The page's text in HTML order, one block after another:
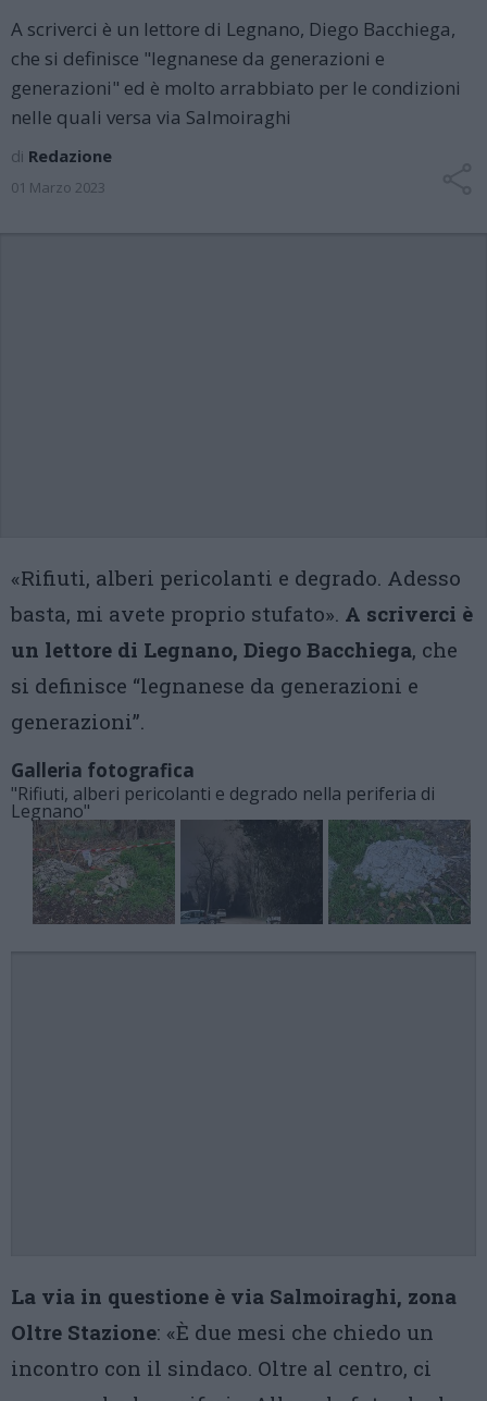
A scriverci è un lettore di Legnano, Diego Bacchiega,
che si definisce "legnanese da generazioni e
generazioni" ed è molto arrabbiato per le condizioni
nelle quali versa via Salmoiraghi
di Redazione
01 Marzo 2023
«Rifiuti, alberi pericolanti e degrado. Adesso
basta, mi avete proprio stufato». A scriverci è
un lettore di Legnano, Diego Bacchiega, che
si definisce “legnanese da generazioni e
generazioni”.
Galleria fotografica
"Rifiuti, alberi pericolanti e degrado nella periferia di
Legnano"
La via in questione è via Salmoiraghi, zona
Oltre Stazione: «È due mesi che chiedo un
incontro con il sindaco. Oltre al centro, ci